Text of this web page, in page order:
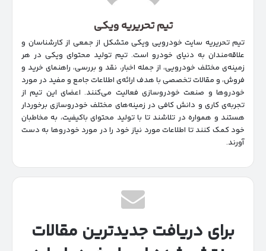
تیم تحریریه ویکی
تیم تحریریه سایت خودرویی ویکی متشکل از جمعی از کارشناسان و
علاقه‌مندان به دنیای خودرو است. تیم تولید محتوای ویکی در هر
زمینه‌‌ی مختلف خودرویی، از جمله اخبار، نقد و بررسی، راهنمای خرید و
فروش، و مقالات تخصصی با هدف ارائه‌ی اطلاعات جامع و مفید در مورد
خودروها و صنعت خودروسازی فعالیت می‌کنند. اعضای این تیم از
تجربه‌ی کاری و دانش کافی در زمینه‌های مختلف خودروسازی برخوردار
هستند و همواره در تلاشند تا با تولید محتوای باکیفیت، به مخاطبان
خود کمک کنند تا اطلاعات مورد نیاز خود را در مورد خودروها به دست
آورند.
برای دریافت جدیدترین مقالات